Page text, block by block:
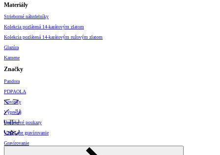
Materiály
Strieborné náhrdelníky
Kolekcia pozlátená 14-karátovým zlatom
Kolekcia pozlátená 14-karátovým ružovým zlatom
Glazúra
Kamene
Značky
Pandora
PDPAOLA
Novinky
Výpredaj
Darčekové poukazy
Vzory pre gravírovanie
Gravírovanie